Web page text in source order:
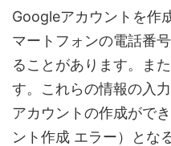
Googleアカウントを作
マートフォンの電話番
ることがあります。ま
す。これらの情報の入
アカウントの作成がで
ント作成 エラー）とな